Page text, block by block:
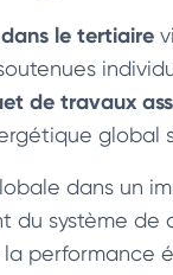
le tertiaire
de travaux
global
dans un
du système de
performance